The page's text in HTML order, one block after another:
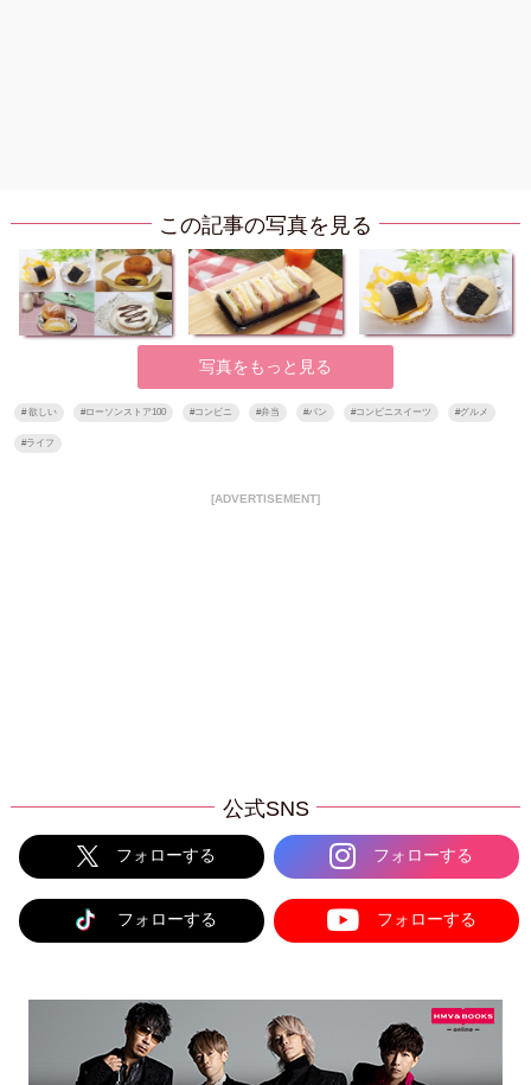
この記事の写真を見る
写真をもっと見る
#欲しい #ローソンストア100 #コンビニ #弁当 #パン #コンビニスイーツ #グルメ
#ライフ
[ADVERTISEMENT]
公式SNS
フォローする フォローする
フォローする フォローする